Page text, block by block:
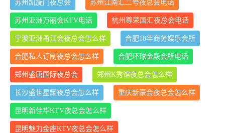
苏州凯旋门夜总会 苏州江南汇二号夜总会电话
苏州亚洲万丽会KTV电话 杭州尊荣国汇夜总会电话
宁波亚洲甬江会夜总会怎么样 合肥18年商务娱乐会所
合肥私人订制夜总会怎么样 合肥环球金殿会所电话
郑州盛唐国际夜总会 郑州K秀馆夜总会怎么样
长沙盛世星耀夜总会怎么样 重庆新豪会夜总会怎么样
昆明新佳华KTV夜总会怎么样
昆明魅力金座KTV夜总会怎么样